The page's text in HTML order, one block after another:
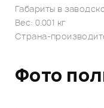
Габариты в
Вес: 0.001 кг
Страна-
Фото